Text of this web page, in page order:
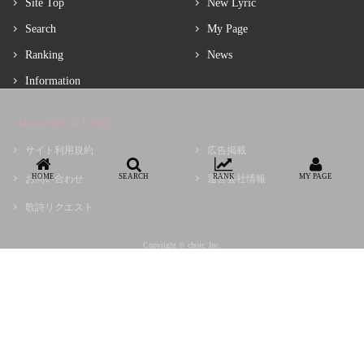
Site Top
Search
Ranking
Information
New Lyric
My Page
News
About ROCK LYRIC
サイト利用規約
お問い合わせ
歌詩リクエスト
広告掲載
運営会社情報
Copyright © choir, Inc.
HOME SEARCH RANK MY PAGE